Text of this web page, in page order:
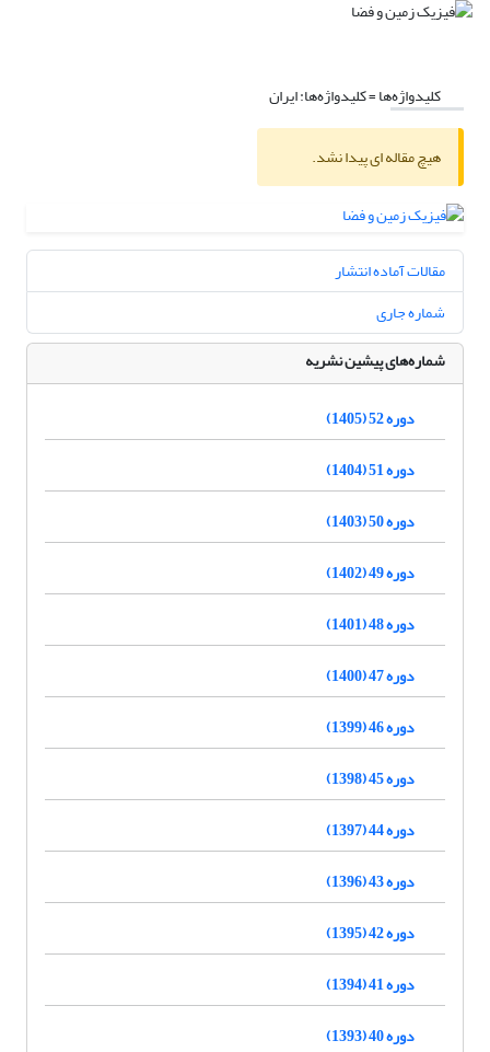
کلیدواژه‌ها =کلیدواژه‌ها: ایران
هیچ مقاله ای پیدا نشد.
مقالات آماده انتشار
شماره جاری
شماره‌های پیشین نشریه
دوره 52 (1405)
دوره 51 (1404)
دوره 50 (1403)
دوره 49 (1402)
دوره 48 (1401)
دوره 47 (1400)
دوره 46 (1399)
دوره 45 (1398)
دوره 44 (1397)
دوره 43 (1396)
دوره 42 (1395)
دوره 41 (1394)
دوره 40 (1393)